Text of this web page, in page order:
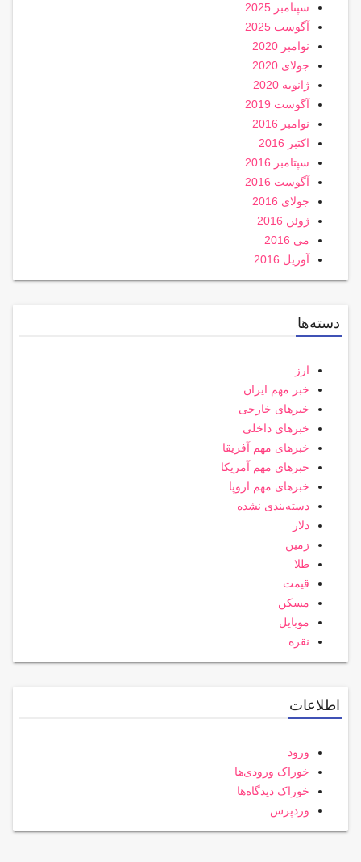
سپتامبر 2025
آگوست 2025
نوامبر 2020
جولای 2020
ژانویه 2020
آگوست 2019
نوامبر 2016
اکتبر 2016
سپتامبر 2016
آگوست 2016
جولای 2016
ژوئن 2016
می 2016
آوریل 2016
دسته‌ها
ارز
خبر مهم ایران
خبرهای خارجی
خبرهای داخلی
خبرهای مهم آفریقا
خبرهای مهم آمریکا
خبرهای مهم اروپا
دسته‌بندی نشده
دلار
زمین
طلا
قیمت
مسکن
موبایل
نقره
اطلاعات
ورود
خوراک ورودی‌ها
خوراک دیدگاه‌ها
وردپرس